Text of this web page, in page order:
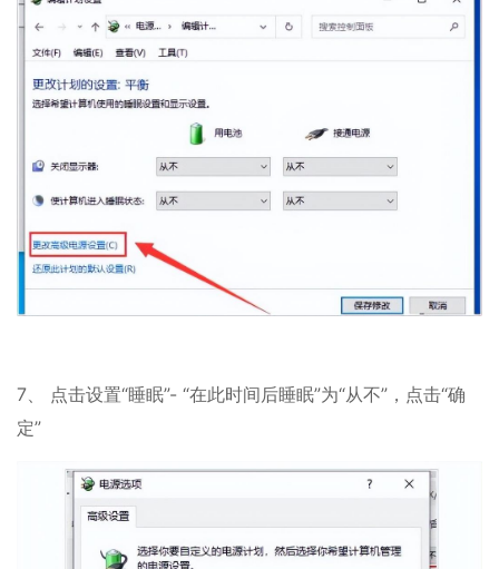
7、 点击设置“睡眠”- “在此时间后睡眠”为“从不”，点击“确
定”